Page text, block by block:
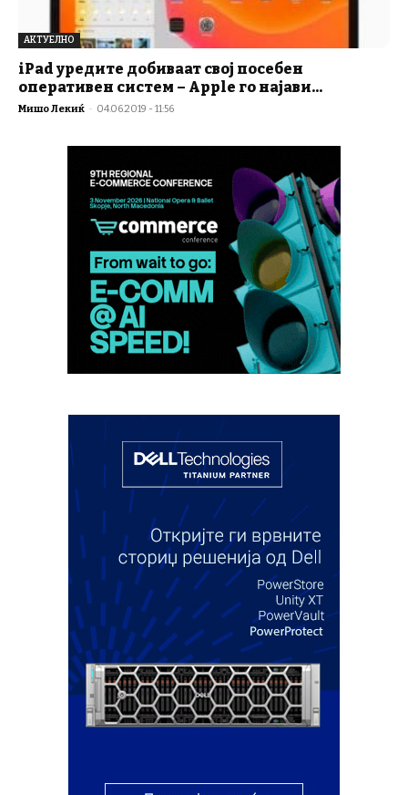
АКТУЕЛНО
iPad уредите добиваат свој посебен
оперативен систем – Apple го најави...
Мишо Лекиќ - 04.06.2019 - 11:56